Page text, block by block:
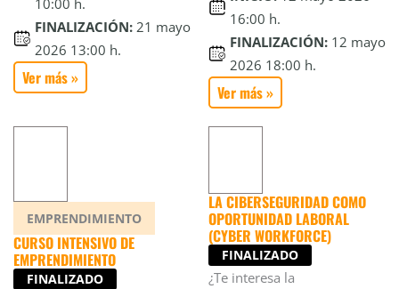
10:00 h.
FINALIZACIÓN: 21 mayo
2026 13:00 h.
Ver más »
16:00 h.
FINALIZACIÓN: 12 mayo
2026 18:00 h.
Ver más »
EMPRENDIMIENTO
CURSO INTENSIVO DE
EMPRENDIMIENTO
FINALIZADO
LA CIBERSEGURIDAD COMO
OPORTUNIDAD LABORAL
(CYBER WORKFORCE)
FINALIZADO
¿Te interesa la